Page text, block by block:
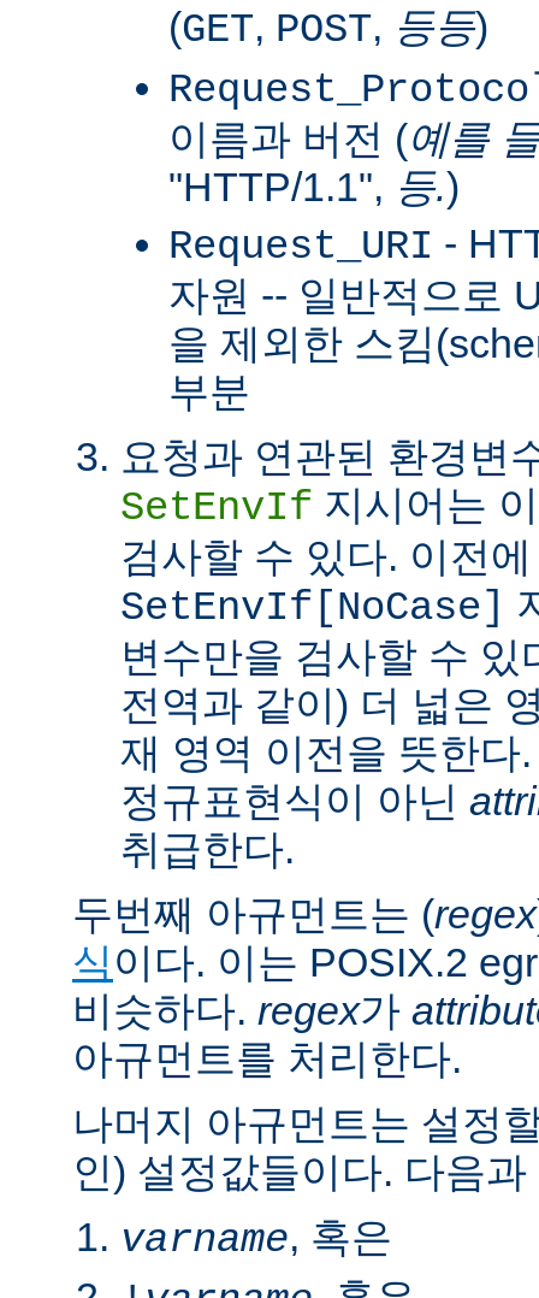
(GET, POST, 등등)
이름과 버전 (예를
"HTTP/1.1", 등.)
Request_URI -
자원 -- 일반적으로
을 제외한 스킴
부분
요청과 연관된 환경변
SetEnvIf 지시어는
검사할 수 있다. 이전에
SetEnvIf[NoCase]
변수만을 검사할 수 있
전역과 같이) 더 넓은
재 영역 이전을 뜻한다
정규표현식이 아닌
취급한다.
두번째 아규먼트는 (regex
식 이다. 이는 POSIX.2
비슷하다. regex가
아규먼트를 처리한다.
나머지 아규먼트는 설정
인) 설정값들이다. 다음
varname, 혹은